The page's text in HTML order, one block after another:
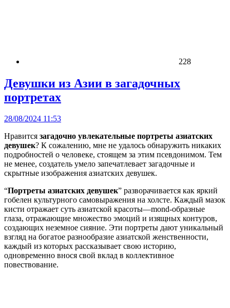
228
Девушки из Азии в загадочных
портретах
28/08/2024 11:53
Нравится загадочно увлекательные портреты азиатских
девушек? К сожалению, мне не удалось обнаружить никаких
подробностей о человеке, стоящем за этим псевдонимом. Тем
не менее, создатель умело запечатлевает загадочные и
скрытные изображения азиатских девушек.
“Портреты азиатских девушек” разворачивается как яркий
гобелен культурного самовыражения на холсте. Каждый мазок
кисти отражает суть азиатской красоты—mond-образные
глаза, отражающие множество эмоций и изящных контуров,
создающих неземное сияние. Эти портреты дают уникальный
взгляд на богатое разнообразие азиатской женственности,
каждый из которых рассказывает свою историю,
одновременно внося свой вклад в коллективное
повествование.